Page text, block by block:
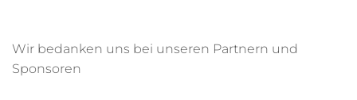
Wir bedanken uns bei unseren Partnern und
Sponsoren